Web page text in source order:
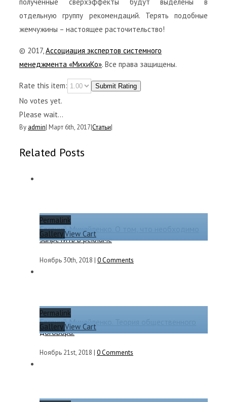
отдельную группу рекомендаций. Терять подобные
жемчужины – настоящее расточительство!
© 2017,Ассоциация экспертов системного
менеджмента «МихиКо». Все права защищены.
Rate this item: Submit Rating
No votes yet.
Please wait...
By admin| Март 6th, 2017|Статьи|
Related Posts
Permalink
GalleryView Cart
Евгений Михайленко. О том, что необходимо
запретить в рекламе
Ноябрь 30th, 2018 | 0 Comments
Permalink
GalleryView Cart
Евгений Михайленко. Теория общественного
договора.
Ноябрь 21st, 2018 | 0 Comments